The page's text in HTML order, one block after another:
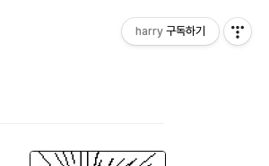
harry 구독하기